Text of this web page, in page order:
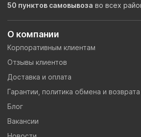
О компании
Корпоративным клиентам
Отзывы клиентов
Доставка и оплата
Гарантии, политика обмена и возврата
Блог
Вакансии
50 пунктов самовывоза во всех